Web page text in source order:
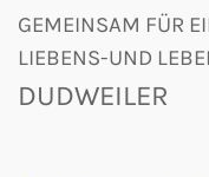
GEMEINSAM FÜR
LIEBENS-UND
DUDWEILER